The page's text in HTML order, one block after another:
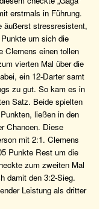
erstmals in Führung.
äußerst stressresistent,
um sich die
Clemens einen tollen
vierten Mal über die
ein 12-Darter samt
zu gut. So kam es in
Satz. Beide spielten
ließen in den
Chancen. Diese
mit 2:1. Clemens
Punkte Rest um die
zum zweiten Mal
damit den 3:2-Sieg.
Leistung als dritter